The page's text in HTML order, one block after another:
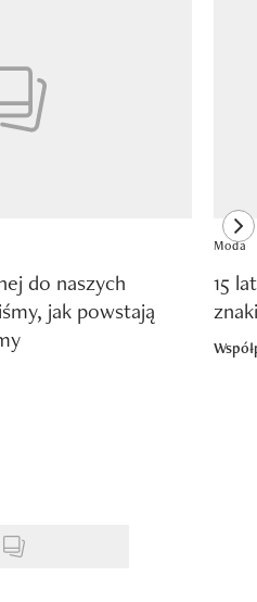
do naszych
jak powstają
Moda
15